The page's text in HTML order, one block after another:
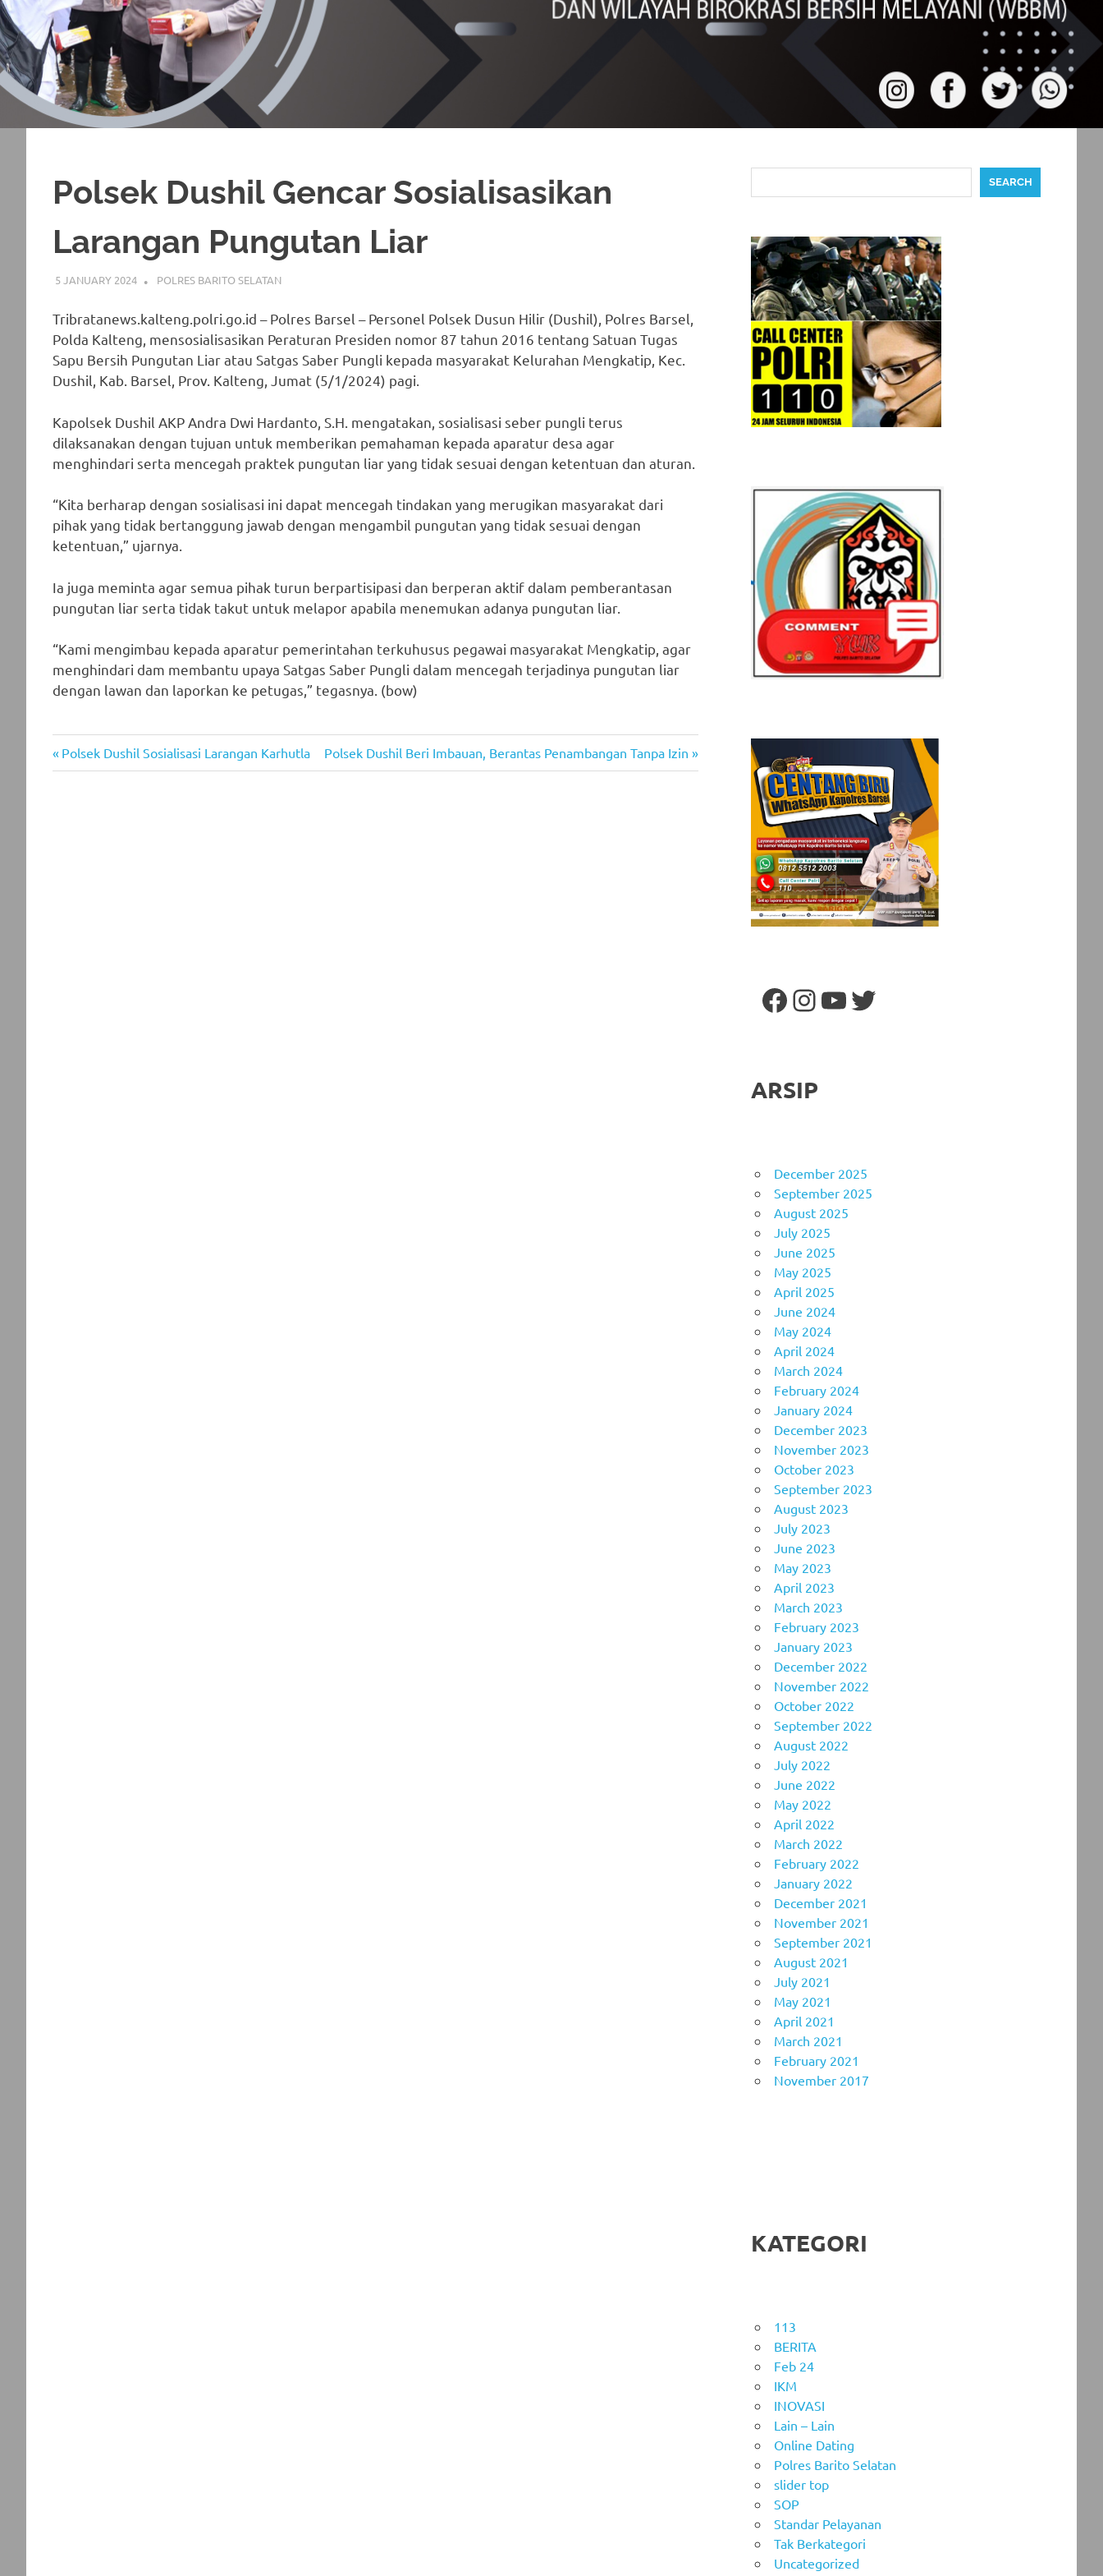
Polsek Dushil Gencar Sosialisasikan
Larangan Pungutan Liar
5 JANUARY 2024 ADMIN_POLRESBARSEL
POLRES BARITO SELATAN
Tribratanews.kalteng.polri.go.id – Polres Barsel – Personel Polsek Dusun Hilir (Dushil), Polres Barsel,
Polda Kalteng, mensosialisasikan Peraturan Presiden nomor 87 tahun 2016 tentang Satuan Tugas
Sapu Bersih Pungutan Liar atau Satgas Saber Pungli kepada masyarakat Kelurahan Mengkatip, Kec.
Dushil, Kab. Barsel, Prov. Kalteng, Jumat (5/1/2024) pagi.
Kapolsek Dushil AKP Andra Dwi Hardanto, S.H. mengatakan, sosialisasi seber pungli terus
dilaksanakan dengan tujuan untuk memberikan pemahaman kepada aparatur desa agar
menghindari serta mencegah praktek pungutan liar yang tidak sesuai dengan ketentuan dan aturan.
“Kita berharap dengan sosialisasi ini dapat mencegah tindakan yang merugikan masyarakat dari
pihak yang tidak bertanggung jawab dengan mengambil pungutan yang tidak sesuai dengan
ketentuan,” ujarnya.
Ia juga meminta agar semua pihak turun berpartisipasi dan berperan aktif dalam pemberantasan
pungutan liar serta tidak takut untuk melapor apabila menemukan adanya pungutan liar.
“Kami mengimbau kepada aparatur pemerintahan terkuhusus pegawai masyarakat Mengkatip, agar
menghindari dam membantu upaya Satgas Saber Pungli dalam mencegah terjadinya pungutan liar
dengan lawan dan laporkan ke petugas,” tegasnya. (bow)
Post
Previous
Post:
Polsek Dushil Sosialisasi Larangan Karhutla
Next
Post:
Polsek Dushil Beri Imbauan, Berantas Penambangan Tanpa Izin
SEARCH
Facebook
Instagram
YouTube
Twitter
ARSIP
December 2025
September 2025
August 2025
July 2025
June 2025
May 2025
April 2025
June 2024
May 2024
April 2024
March 2024
February 2024
January 2024
December 2023
November 2023
October 2023
September 2023
August 2023
July 2023
June 2023
May 2023
April 2023
March 2023
February 2023
January 2023
December 2022
November 2022
October 2022
September 2022
August 2022
July 2022
June 2022
May 2022
April 2022
March 2022
February 2022
January 2022
December 2021
November 2021
September 2021
August 2021
July 2021
May 2021
April 2021
March 2021
February 2021
November 2017
KATEGORI
113
BERITA
Feb 24
IKM
INOVASI
Lain – Lain
Online Dating
Polres Barito Selatan
slider top
SOP
Standar Pelayanan
Tak Berkategori
Uncategorized